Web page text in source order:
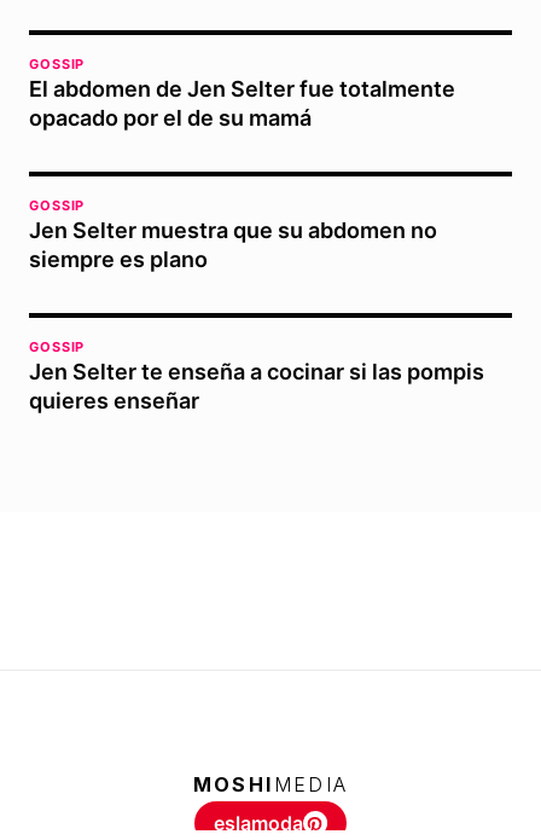
GOSSIP
El abdomen de Jen Selter fue totalmente
opacado por el de su mamá
GOSSIP
Jen Selter muestra que su abdomen no
siempre es plano
GOSSIP
Jen Selter te enseña a cocinar si las pompis
quieres enseñar
MOSHI MEDIA
eslamoda